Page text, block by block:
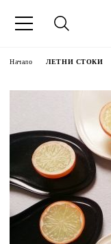
Начало ЛЕТНИ СТОКИ